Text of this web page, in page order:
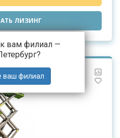
вам филиал —
?
ЛИЗИНГ